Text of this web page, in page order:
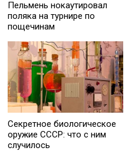
Пельмень нокаутировал
поляка на турнире по
пощечинам
Секретное биологическое
оружие СССР: что с ним
случилось